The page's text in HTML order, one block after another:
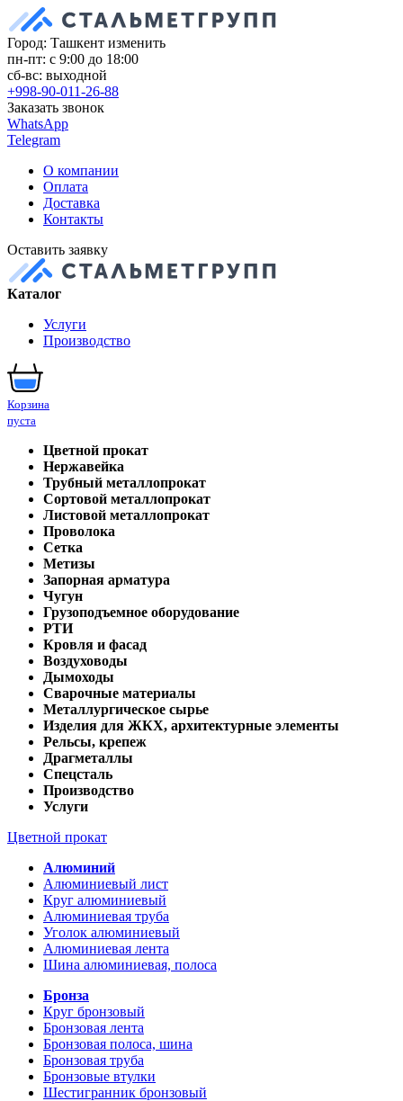
Город: Ташкент изменить
пн-пт: с 9:00 до 18:00
сб-вс: выходной
+998-90-011-26-88
Заказать звонок
WhatsApp
Telegram
О компании
Оплата
Доставка
Контакты
Оставить заявку
Каталог
Услуги
Производство
Корзина
пуста
Цветной прокат
Нержавейка
Трубный металлопрокат
Сортовой металлопрокат
Листовой металлопрокат
Проволока
Сетка
Метизы
Запорная арматура
Чугун
Грузоподъемное оборудование
РТИ
Кровля и фасад
Воздуховоды
Дымоходы
Сварочные материалы
Металлургическое сырье
Изделия для ЖКХ, архитектурные элементы
Рельсы, крепеж
Драгметаллы
Спецсталь
Производство
Услуги
Цветной прокат
Алюминий
Алюминиевый лист
Круг алюминиевый
Алюминиевая труба
Уголок алюминиевый
Алюминиевая лента
Шина алюминиевая, полоса
Бронза
Круг бронзовый
Бронзовая лента
Бронзовая полоса, шина
Бронзовая труба
Бронзовые втулки
Шестигранник бронзовый